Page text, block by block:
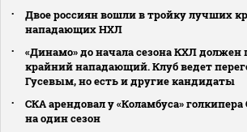
Двое россиян вошли в тройку лучших
нападающих НХЛ
«Динамо» до начала сезона КХЛ должен
крайний нападающий. Клуб ведет
Гусевым, но есть и другие кандидаты
СКА арендовал у «Коламбуса» голкипера
на один сезон